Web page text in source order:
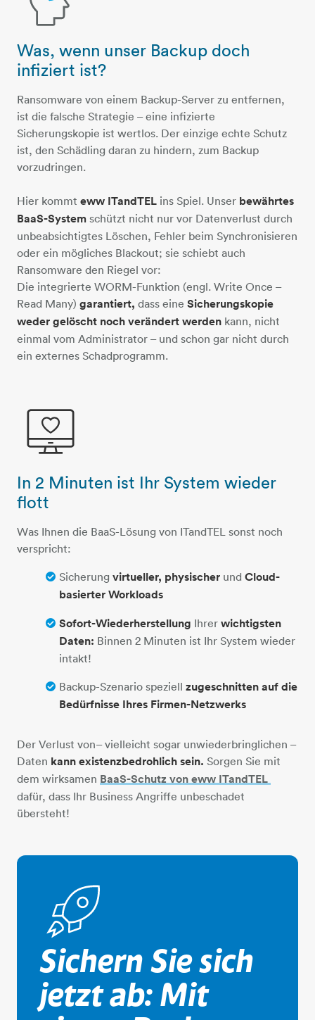
person-frage
Was, wenn unser Backup doch
infiziert ist?
Ransomware von einem Backup-Server zu entfernen,
ist die falsche Strategie – eine infizierte
Sicherungskopie ist wertlos. Der einzige echte Schutz
ist, den Schädling daran zu hindern, zum Backup
vorzudringen.
Hier kommt eww ITandTEL ins Spiel. Unser bewährtes
BaaS-System schützt nicht nur vor Datenverlust durch
unbeabsichtigtes Löschen, Fehler beim Synchronisieren
oder ein mögliches Blackout; sie schiebt auch
Ransomware den Riegel vor:
Die integrierte WORM-Funktion (engl. Write Once –
Read Many) garantiert, dass eine Sicherungskopie
weder gelöscht noch verändert werden kann, nicht
einmal vom Administrator – und schon gar nicht durch
ein externes Schadprogramm.
monitor-herz
In 2 Minuten ist Ihr System wieder
flott
Was Ihnen die BaaS-Lösung von ITandTEL sonst noch
verspricht:
Sicherung virtueller, physischer und Cloud-
basierter Workloads
Sofort-Wiederherstellung Ihrer wichtigsten
Daten: Binnen 2 Minuten ist Ihr System wieder
intakt!
Backup-Szenario speziell zugeschnitten auf die
Bedürfnisse Ihres Firmen-Netzwerks
Der Verlust von– vielleicht sogar unwiederbringlichen –
Daten kann existenzbedrohlich sein. Sorgen Sie mit
dem wirksamen BaaS-Schutz von eww ITandTEL ​​
dafür, dass Ihr Business Angriffe unbeschadet
übersteht!
​​​​​​​Sichern Sie sich
jetzt ab: Mit